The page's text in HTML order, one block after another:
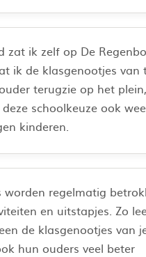
zat ik zelf op De
ik de klasgenootjes van
terugzie op het
schoolkeuze ook
kinderen.
worden regelmatig
en uitstapjes. Zo
de klasgenootjes van
hun ouders veel beter